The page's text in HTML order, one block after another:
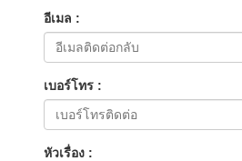
อีเมล :
เบอร์โทร :
หัวเรื่อง :